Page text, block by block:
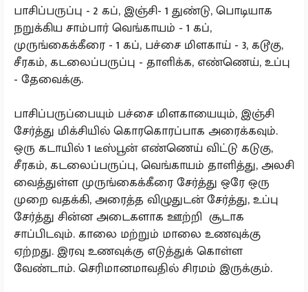
பாசிப்பருப்பு - 2 கப், இஞ்சி- 1 துண்டு, பொடியாக
நறுக்கிய சாம்பார் வெங்காயம் - 1 கப்,
முருங்கைக்கீரை - 1 கப், பச்சை மிளகாய் - 3, கடூகு,
சீரகம், கடலைப்பருப்பு - தாளிக்க, எண்ணெய், உப்பு
- தேவைக்கு.
பாசிப்பருப்பையும் பச்சை மிளகாயையும், இஞ்சி
சேர்த்து மிக்சியில் கொரகொரப்பாக அரைக்கவும்.
ஒரு கடாயில் 1 டீஸ்பூன் எண்ணெய் விட்டு கடுகு,
சீரகம், கடலைப்பருப்பு, வெங்காயம் தாளித்து, அலசி
வைத்துள்ள முருங்கைக்கீரை சேர்த்து ஒரே ஒரு
முறை வதக்கி, அரைத்த விழுதுடன் சேர்த்து, உப்பு
சேர்த்து சின்ன அடைகளாக ஊற்றி சூடாக
சாப்பிடவும். காலை மற்றும் மாலை உணவுக்கு
ஏற்றது. இரவு உணவுக்கு எடுத்துக் கொள்ள
வேண்டாம். செரிமானமாவதில் சிரமம் இருக்கும்.